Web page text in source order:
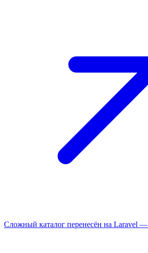
Сложный каталог перенесён на Laravel —